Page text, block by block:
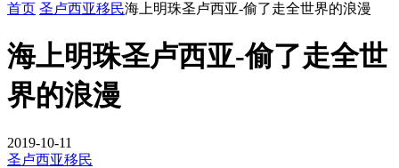
首页 圣卢西亚移民海上明珠圣卢西亚-偷了走全世界的浪漫
海上明珠圣卢西亚-偷了走全世
界的浪漫
2019-10-11
圣卢西亚移民